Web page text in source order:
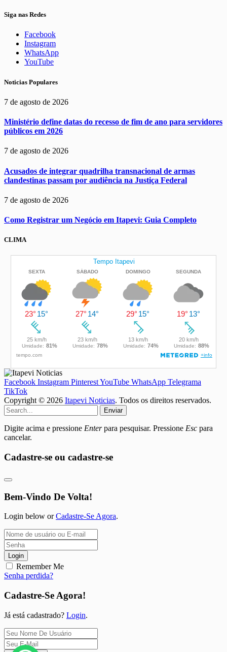
Siga nas Redes
Facebook
Instagram
WhatsApp
YouTube
Noticias Populares
7 de agosto de 2026
Ministério define datas do recesso de fim de ano para servidores
públicos em 2026
7 de agosto de 2026
Acusados de integrar quadrilha transnacional de armas
clandestinas passam por audiência na Justiça Federal
7 de agosto de 2026
Como Registrar um Negócio em Itapevi: Guia Completo
CLIMA
Facebook Instagram PinterestYouTube WhatsApp Telegrama
TikTok
Copyright © 2026 Itapevi Noticias. Todos os direitos reservados.
Enviar
Digite acima e pressione Enterpara pesquisar. Pressione Esc para
cancelar.
Cadastre-se ou cadastre-se
Bem-Vindo De Volta!
Login below orCadastre-Se Agora.
Login
Remember Me
Senha perdida?
Cadastre-Se Agora!
Já está cadastrado? Login.